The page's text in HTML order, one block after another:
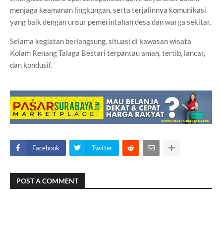
menjaga keamanan lingkungan, serta terjalinnya komunikasi
yang baik dengan unsur pemerintahan desa dan warga sekitar.
Selama kegiatan berlangsung, situasi di kawasan wisata
Kolam Renang Talaga Bestari terpantau aman, tertib, lancar,
dan kondusif.
Facebook Twitter
POST A COMMENT